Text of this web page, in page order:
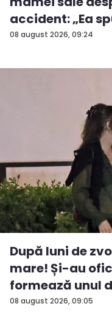
08 august 2026, 09:24
accident: „Ea
08 august 2026, 09:05
După luni de
mare! Și-au
formează unul
cuplu...